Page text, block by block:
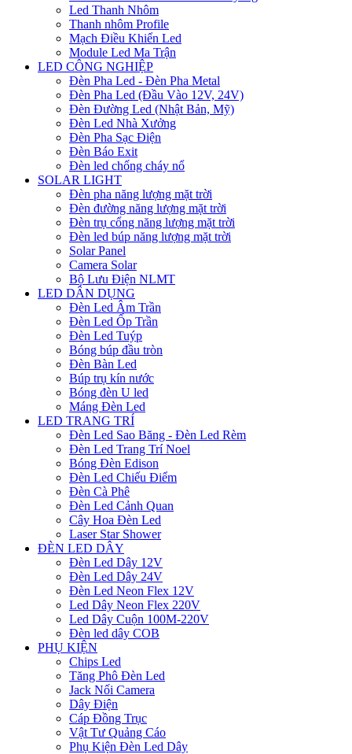
Led Thanh Nhôm
Thanh nhôm Profile
Mạch Điều Khiển Led
Module Led Ma Trận
LED CÔNG NGHIỆP
Đèn Pha Led - Đèn Pha Metal
Đèn Pha Led (Đầu Vào 12V, 24V)
Đèn Đường Led (Nhật Bản, Mỹ)
Đèn Led Nhà Xưởng
Đèn Pha Sạc Điện
Đèn Báo Exit
Đèn led chống cháy nổ
SOLAR LIGHT
Đèn pha năng lượng mặt trời
Đèn đường năng lượng mặt trời
Đèn trụ cổng năng lượng mặt trời
Đèn led búp năng lượng mặt trời
Solar Panel
Camera Solar
Bộ Lưu Điện NLMT
LED DÂN DỤNG
Đèn Led Âm Trần
Đèn Led Ốp Trần
Đèn Led Tuýp
Bóng búp đầu tròn
Đèn Bàn Led
Búp trụ kín nước
Bóng đèn U led
Máng Đèn Led
LED TRANG TRÍ
Đèn Led Sao Băng - Đèn Led Rèm
Đèn Led Trang Trí Noel
Bóng Đèn Edison
Đèn Led Chiếu Điểm
Đèn Cà Phê
Đèn Led Cảnh Quan
Cây Hoa Đèn Led
Laser Star Shower
ĐÈN LED DÂY
Đèn Led Dây 12V
Đèn Led Dây 24V
Đèn Led Neon Flex 12V
Led Dây Neon Flex 220V
Led Dây Cuộn 100M-220V
Đèn led dây COB
PHỤ KIỆN
Chips Led
Tăng Phô Đèn Led
Jack Nối Camera
Dây Điện
Cáp Đồng Trục
Vật Tư Quảng Cáo
Phụ Kiện Đèn Led Dây